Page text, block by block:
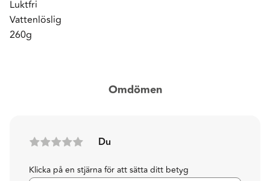
Luktfri
Vattenlöslig
260g
Omdömen
Du
Klicka på en stjärna för att sätta ditt betyg